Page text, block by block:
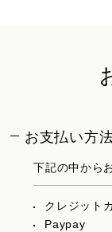
お支払い方
下記の中から
クレジット
Paypay